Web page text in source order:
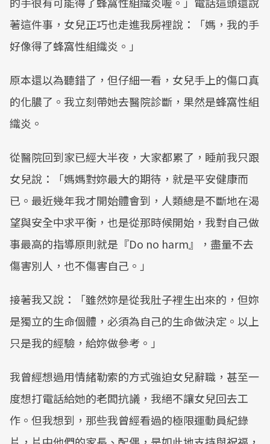
著這件事，女兒正巧也走進我房裡說：「媽，我的手
好像得了蜂窩性組織炎。」
原本還以為聽錯了，但仔細一看，女兒手上的傷口真
的化膿了。我立刻帶她去醫院診斷，果然是蜂窩性組
織炎。
從醫院回到家已經大半夜，大家都累了，睡前我只跟
女兒說：「媽媽對妳最大的期待，就是平安健康而
已。最近幾年我才開始體會到，人類總是不斷地在渴
望與安全中求平衡，也是從那時候開始，我對自己做
事最高的指導原則就是『Do no harm』，盡量不去
傷害別人，也不傷害自己。」
接著我又說：「雖然妳是從我肚子裡生出來的，但妳
是獨立的生命個體，必須為自己的生命做決定。以上
只是我的經驗，給妳做參考。」
我曾經想過用情緒勒索的方式強迫女兒辭職，甚至一
度想打電話給她的老闆抗議，我絕不讓女兒回去工
作。但我想到，那些我曾經看過的極限運動員紀錄